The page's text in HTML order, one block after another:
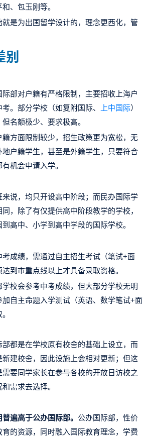
、包玉刚等。
是为出国留学设计的，理念更西化，管
别
际部对户籍有严格限制，主要招收上海户
。部分学校（如复附国际、
上中国际）
名额极少、要求极高。
籍方面限制较少，招生政策更为宽松，无
户籍学生，甚至是外籍学生，只要符合
机会申请入学。
来说，均只开设高中阶段；而民办国际学
，除了有仅提供高中阶段教学的学校，
到高中、小学到高中学段的国际学校。
考成绩，需通过自主招生考试（笔试+面
到市重点线以上才具备录取资格。
学校会参考中考成绩，但大部分学校无明
自主命题入学测试（英语、数学笔试+面
都是在学校原有校舍的基础上设立，而
建校舍，因此设施上会相对更新； 但这
要同学家长在参与各校的开放日访校之
需求去选择。
遍高于公办国际部。 公办国际部，性价
育的资源，同时融入国际教育理念，学费